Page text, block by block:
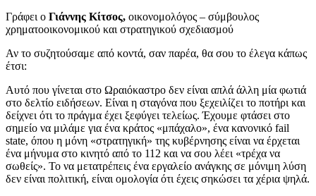
Γράφει ο Γιάννης Κίτσος, οικονομολόγος – σύμβουλος
χρηματοοικονομικού και στρατηγικού σχεδιασμού
Αν το συζητούσαμε από κοντά, σαν παρέα, θα σου το έλεγα κάπως
έτσι:
Αυτό που γίνεται στο Ωραιόκαστρο δεν είναι απλά άλλη μία φωτιά
στο δελτίο ειδήσεων. Είναι η σταγόνα που ξεχειλίζει το ποτήρι και
δείχνει ότι το πράγμα έχει ξεφύγει τελείως. Έχουμε φτάσει στο
σημείο να μιλάμε για ένα κράτος «μπάχαλο», ένα κανονικό fail
state, όπου η μόνη «στρατηγική» της κυβέρνησης είναι να έρχεται
ένα μήνυμα στο κινητό από το 112 και να σου λέει «τρέχα να
σωθείς». Το να μετατρέπεις ένα εργαλείο ανάγκης σε μόνιμη λύση
δεν είναι πολιτική, είναι ομολογία ότι έχεις σηκώσει τα χέρια ψηλά.